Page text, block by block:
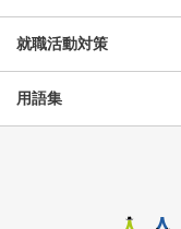
就職活動対策
用語集